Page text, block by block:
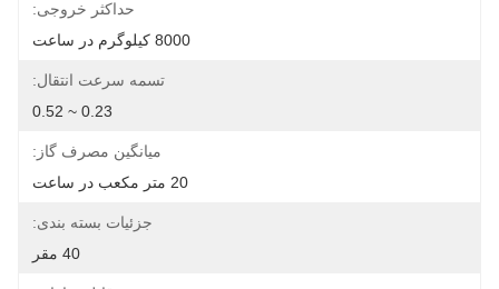
حداکثر خروجی:
8000 کیلوگرم در ساعت
تسمه سرعت انتقال:
0.23 ~ 0.52
میانگین مصرف گاز:
20 متر مکعب در ساعت
جزئیات بسته بندی:
40 مقر